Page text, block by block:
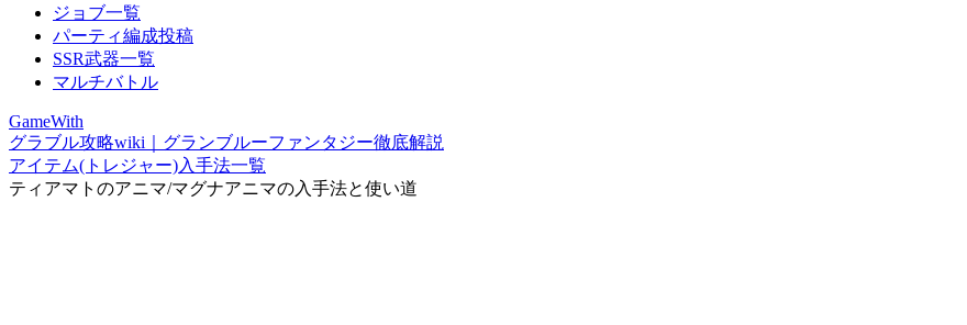
ジョブ一覧
パーティ編成投稿
SSR武器一覧
マルチバトル
GameWith
グラブル攻略wiki｜グランブルーファンタジー徹底解説
アイテム(トレジャー)入手法一覧
ティアマトのアニマ/マグナアニマの入手法と使い道